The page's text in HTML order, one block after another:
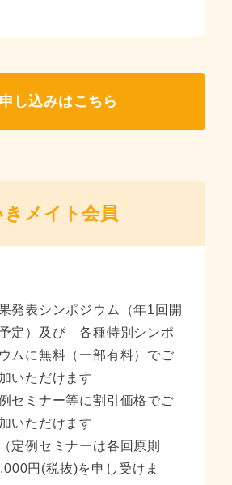
し込みはこちら
きメイト会員
発表シンポジウム（年1回開
定）及び 各種特別シンポ
ムに無料（一部有料）でご
いただけます
セミナー等に割引価格でご
いただけます
定例セミナーは各回原則
円(税抜)を申し受けま